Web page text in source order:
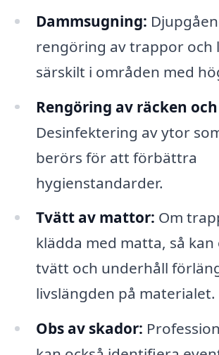
Dammsugning:
rengöring av trappor och
särskilt i områden med
Rengöring av räcken
Desinfektering av ytor
berörs för att förbättra
hygienstandarder.
Tvätt av mattor: Om
klädda med matta, så
tvätt och underhåll
livslängden på materialet.
Obs av skador: